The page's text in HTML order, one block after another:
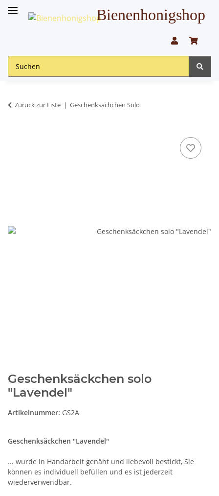
Bienenhonigshop
Zurück zur Liste Geschenksächchen Solo
Geschenksäckchen solo
"Lavendel"
Artikelnummer: GS2A
Geschenksäckchen "Lavendel"
... wurde in Handarbeit genäht und liebevoll bestickt, Sie
können es individuell befüllen und es ist jederzeit
wiederverwendbar.